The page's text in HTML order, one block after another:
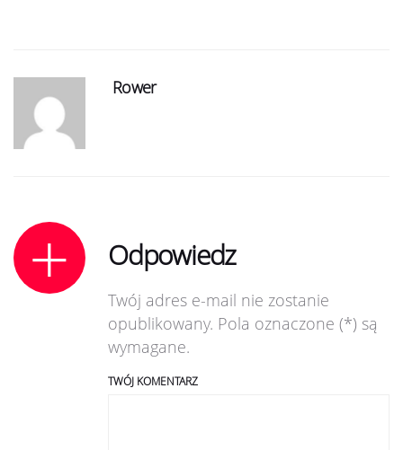
Rower
Odpowiedz
Twój adres e-mail nie zostanie
opublikowany. Pola oznaczone (*) są
wymagane.
TWÓJ KOMENTARZ